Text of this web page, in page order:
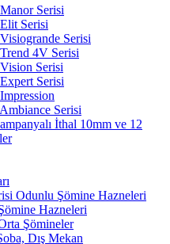
Serisi
Serisi
Serisi
4V Serisi
Serisi
Serisi
Serisi
İthal 10mm ve 12
Odunlu Şömine Hazneleri
Hazneleri
Şömineler
Dış Mekan